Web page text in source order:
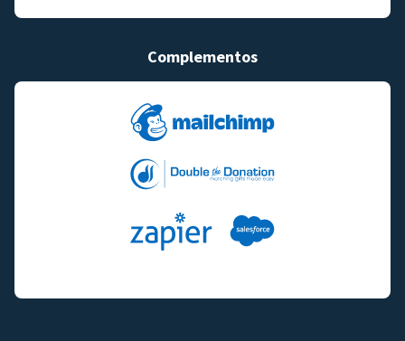
Complementos